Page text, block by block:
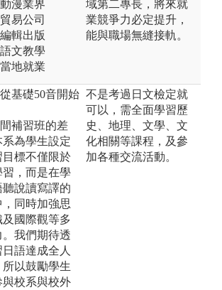
漫業界
易公司
輯出版
文教學
地就業
域第二專長，將來就
業競爭力必定提升，
能與職場無縫接軌。
基礎50音開始
補習班的差
系為學生設定
目標不僅限於
習，而是在學
聽說讀寫譯的
，同時加強思
及國際觀等多
。我們期待透
語達成全人
所以鼓勵學生
與校系與校外
不是考過日文檢定就
可以，需全面學習歷
史、地理、文學、文
化相關等課程，及參
加各種交流活動。